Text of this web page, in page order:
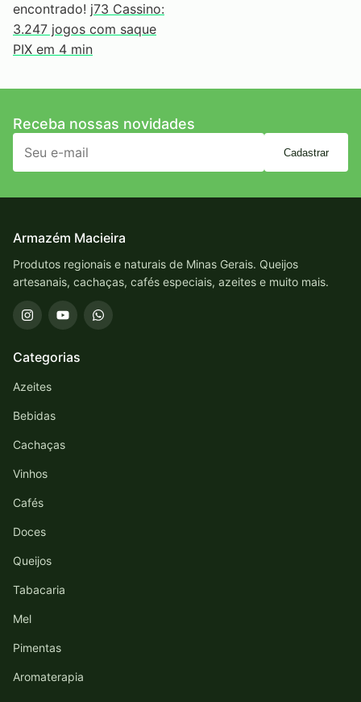
encontrado! j73 Cassino:
3.247 jogos com saque
PIX em 4 min
Receba nossas novidades
Cadastrar
Armazém Macieira
Produtos regionais e naturais de Minas Gerais. Queijos
artesanais, cachaças, cafés especiais, azeites e muito mais.
Categorias
Azeites
Bebidas
Cachaças
Vinhos
Cafés
Doces
Queijos
Tabacaria
Mel
Pimentas
Aromaterapia